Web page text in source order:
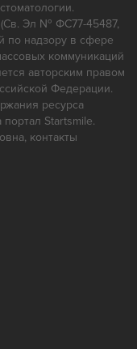
(Св. Эл № ФС77-45487,
по надзору в сфере
коммуникаций
авторским правом
Федерации.
ресурса
Startsmile.
контакты